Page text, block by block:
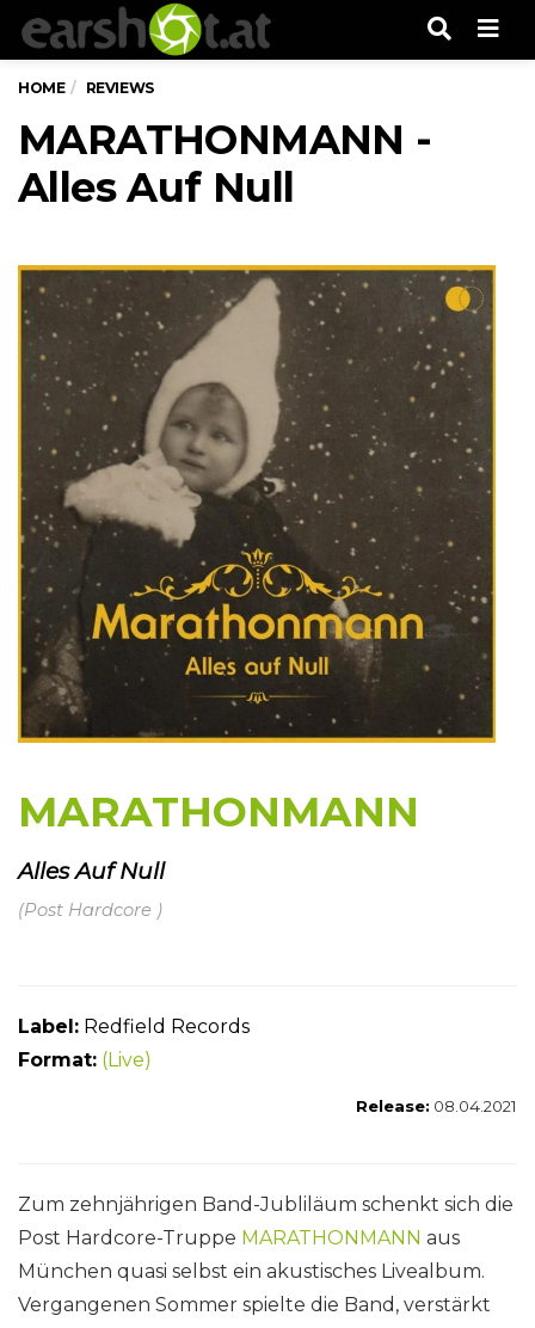
HOME REVIEWS
MARATHONMANN -
Alles Auf Null
MARATHONMANN
Alles Auf Null
(Post Hardcore )
Label: Redfield Records
Format: (Live)
Release: 08.04.2021
Zum zehnjährigen Band-Jubliläum schenkt sich die
Post Hardcore-Truppe MARATHONMANN aus
München quasi selbst ein akustisches Livealbum.
Vergangenen Sommer spielte die Band, verstärkt